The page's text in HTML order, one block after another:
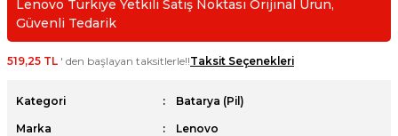
Lenovo Türkiye Yetkili Satış Noktası Orijinal Ürün,
Güvenli Tedarik
519,25 TL ' den başlayan taksitlerle!!Taksit Seçenekleri
Kategori Batarya (Pil)
Marka Lenovo